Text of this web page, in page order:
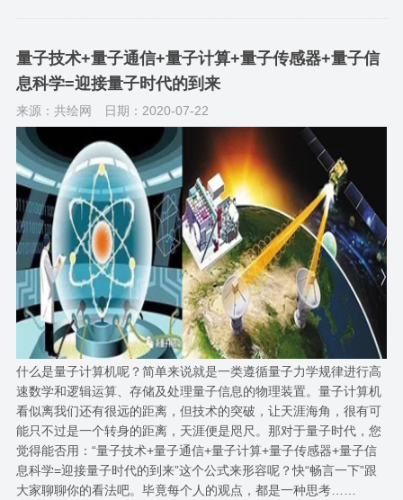
量子技术+量子通信+量子计算+量子传感器+量子信
息科学=迎接量子时代的到来
来源：共绘网 日期：2020-07-22
什么是量子计算机呢？简单来说就是一类遵循量子力学规律进行高
速数学和逻辑运算、存储及处理量子信息的物理装置。量子计算机
看似离我们还有很远的距离，但技术的突破，让天涯海角，很有可
能只不过是一个转身的距离，天涯便是咫尺。那对于量子时代，您
觉得能否用：“量子技术+量子通信+量子计算+量子传感器+量子信
息科学=迎接量子时代的到来”这个公式来形容呢？快“畅言一下”跟
大家聊聊你的看法吧。毕竟每个人的观点，都是一种思考……